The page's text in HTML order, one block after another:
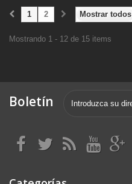
Mostrar todos
1 2
Mostrando 1 - 12 de 15 items
Boletín